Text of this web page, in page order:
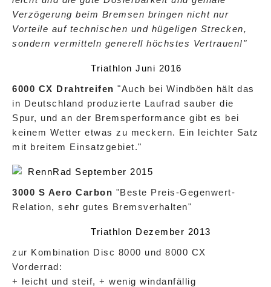
Verzögerung beim Bremsen bringen nicht nur
Vorteile auf technischen und hügeligen Strecken,
sondern vermitteln generell höchstes Vertrauen!"
Triathlon Juni 2016
6000 CX Drahtreifen "Auch bei Windböen hält das
in Deutschland produzierte Laufrad sauber die
Spur, und an der Bremsperformance gibt es bei
keinem Wetter etwas zu meckern. Ein leichter Satz
mit breitem Einsatzgebiet."
RennRad September 2015
3000 S Aero Carbon "Beste Preis-Gegenwert-
Relation, sehr gutes Bremsverhalten"
Triathlon Dezember 2013
zur Kombination Disc 8000 und 8000 CX
Vorderrad:
+ leicht und steif, + wenig windanfällig